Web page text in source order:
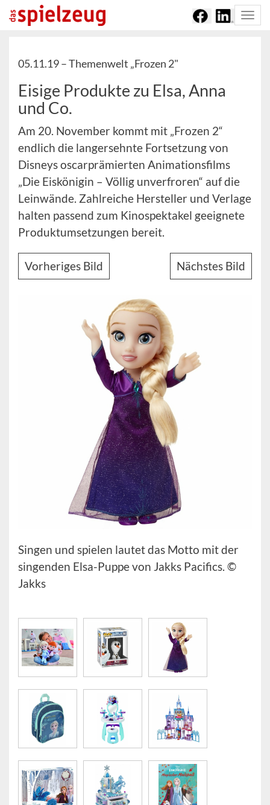
05.11.19 –Themenwelt „Frozen 2"
Eisige Produkte zu Elsa, Anna
und Co.
Am 20. November kommt mit „Frozen 2“
endlich die langersehnte Fortsetzung von
Disneys oscarprämierten Animationsfilms
„Die Eiskönigin – Völlig unverfroren“ auf die
Leinwände. Zahlreiche Hersteller und Verlage
halten passend zum Kinospektakel geeignete
Produktumsetzungen bereit.
Vorheriges Bild Nächstes Bild
Singen und spielen lautet das Motto mit der
singenden Elsa-Puppe von Jakks Pacifics. ©
Jakks